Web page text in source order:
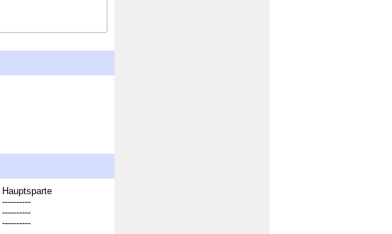
Hauptsparte
----------
----------
----------